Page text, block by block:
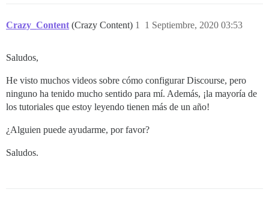
Crazy_Content (Crazy Content) 1 Septiembre, 2020 03:53
1
Saludos,
He visto muchos videos sobre cómo configurar Discourse, pero
ninguno ha tenido mucho sentido para mí. Además, ¡la mayoría de
los tutoriales que estoy leyendo tienen más de un año!
¿Alguien puede ayudarme, por favor?
Saludos.